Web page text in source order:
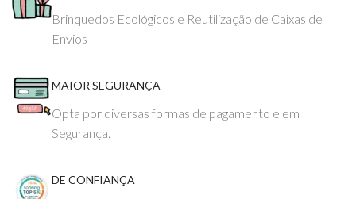
Brinquedos Ecológicos e Reutilização de Caixas de
Envios
MAIOR SEGURANÇA
Opta por diversas formas de pagamento e em
Segurança.
DE CONFIANÇA